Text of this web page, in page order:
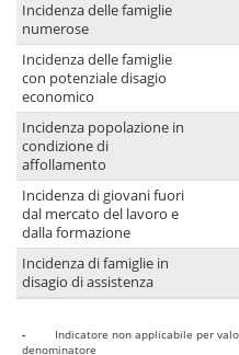
Incidenza delle famiglie
numerose
Incidenza delle famiglie
con potenziale disagio
economico
Incidenza popolazione in
condizione di
affollamento
Incidenza di giovani fuori
dal mercato del lavoro e
dalla formazione
Incidenza di famiglie in
disagio di assistenza
-
Indicatore non applicabile per
denominatore